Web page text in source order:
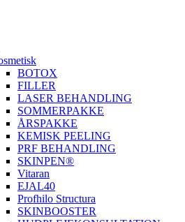
BOTOX
FILLER
LASER BEHANDLING
SOMMERPAKKE
ÅRSPAKKE
KEMISK PEELING
PRF BEHANDLING
SKINPEN®
Vitaran
EJAL40
Profhilo Structura
SKINBOOSTER